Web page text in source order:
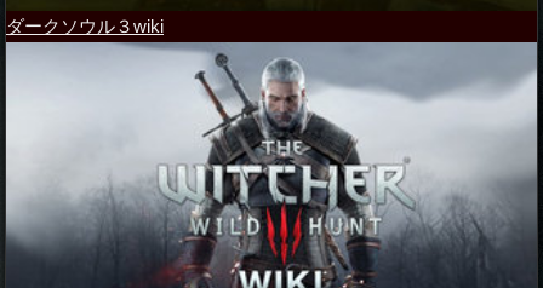
ダークソウル３wiki